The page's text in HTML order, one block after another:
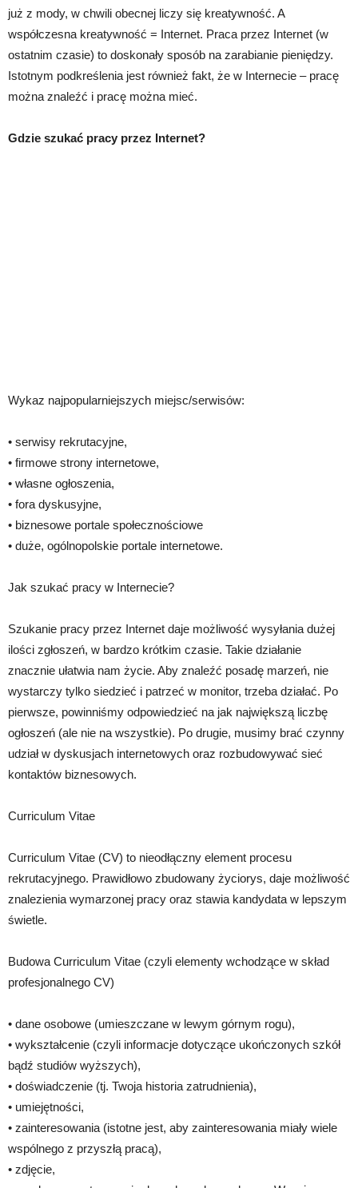
już z mody, w chwili obecnej liczy się kreatywność. A
współczesna kreatywność = Internet. Praca przez Internet (w
ostatnim czasie) to doskonały sposób na zarabianie pieniędzy.
Istotnym podkreślenia jest również fakt, że w Internecie – pracę
można znaleźć i pracę można mieć.
Gdzie szukać pracy przez Internet?
Wykaz najpopularniejszych miejsc/serwisów:
• serwisy rekrutacyjne,
• firmowe strony internetowe,
• własne ogłoszenia,
• fora dyskusyjne,
• biznesowe portale społecznościowe
• duże, ogólnopolskie portale internetowe.
Jak szukać pracy w Internecie?
Szukanie pracy przez Internet daje możliwość wysyłania dużej
ilości zgłoszeń, w bardzo krótkim czasie. Takie działanie
znacznie ułatwia nam życie. Aby znaleźć posadę marzeń, nie
wystarczy tylko siedzieć i patrzeć w monitor, trzeba działać. Po
pierwsze, powinniśmy odpowiedzieć na jak największą liczbę
ogłoszeń (ale nie na wszystkie). Po drugie, musimy brać czynny
udział w dyskusjach internetowych oraz rozbudowywać sieć
kontaktów biznesowych.
Curriculum Vitae
Curriculum Vitae (CV) to nieodłączny element procesu
rekrutacyjnego. Prawidłowo zbudowany życiorys, daje możliwość
znalezienia wymarzonej pracy oraz stawia kandydata w lepszym
świetle.
Budowa Curriculum Vitae (czyli elementy wchodzące w skład
profesjonalnego CV)
• dane osobowe (umieszczane w lewym górnym rogu),
• wykształcenie (czyli informacje dotyczące ukończonych szkół
bądź studiów wyższych),
• doświadczenie (tj. Twoja historia zatrudnienia),
• umiejętności,
• zainteresowania (istotne jest, aby zainteresowania miały wiele
wspólnego z przyszłą pracą),
• zdjęcie,